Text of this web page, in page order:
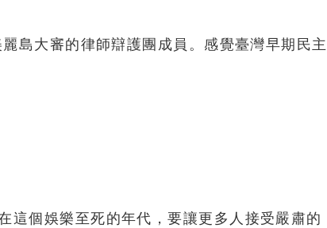
島大審的律師辯護團成員。感覺臺灣早期民主
這個娛樂至死的年代，要讓更多人接受嚴肅的